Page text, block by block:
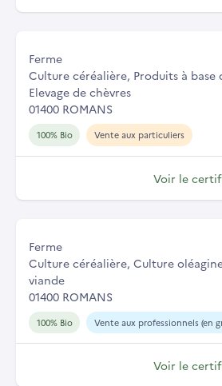
Ferme
Culture céréalière, Produits à base
Elevage de chèvres
01400 ROMANS
100% Bio Vente aux particuliers
Voir le
Ferme
Culture céréalière, Culture
viande
01400 ROMANS
100% Bio Vente aux professionnels (en
Voir le